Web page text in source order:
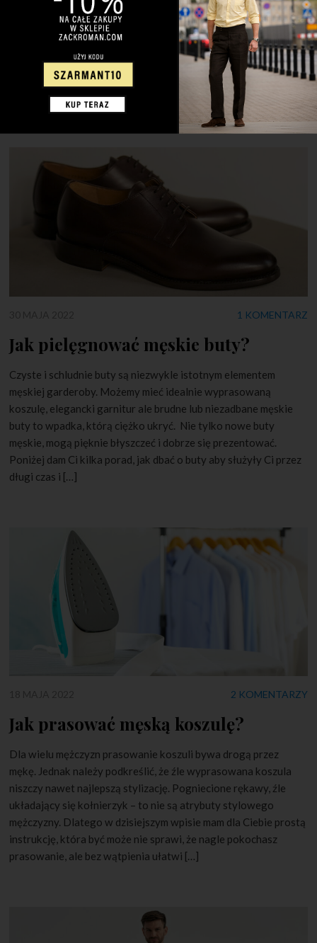
błędy? Nie! To sprezzatura! Wiele osób często pyta mnie –
czym jest sprezzatura? Wyjaśnienie tego pojęcia jest
jednocześnie proste i skomplikowane. Jest to swego rodzaju
niedbalstwo i łamanie modowych reguł, ale co najważniejsze –
jest to świadome niedbalstwo, którego celem jest przede
wszystkim wyrażenie siebie. Rozpięcie koszuli […]
1 KOMENTARZ
Jak pielęgnować męskie buty?
Czyste i schludnie buty są niezwykle istotnym elementem
męskiej garderoby. Możemy mieć idealnie wyprasowaną
koszulę, elegancki garnitur ale brudne lub niezadbane męskie
buty to wpadka, którą ciężko ukryć. Nie tylko nowe buty
męskie, mogą pięknie błyszczeć i dobrze się prezentować.
Poniżej dam Ci kilka porad, jak dbać o buty aby służyły Ci przez
długi czas i […]
2 KOMENTARZY
Jak prasować męską koszulę?
Dla wielu mężczyzn prasowanie koszuli bywa drogą przez
mękę. Jednak należy podkreślić, że źle wyprasowana koszula
niszczy nawet najlepszą stylizację. Pogniecione rękawy, źle
układający się kołnierzyk – to nie są atrybuty stylowego
mężczyzny. Dlatego w dzisiejszym wpisie mam dla Ciebie prostą
instrukcję, która być może nie sprawi, że nagle pokochasz
prasowanie, ale bez wątpienia ułatwi […]